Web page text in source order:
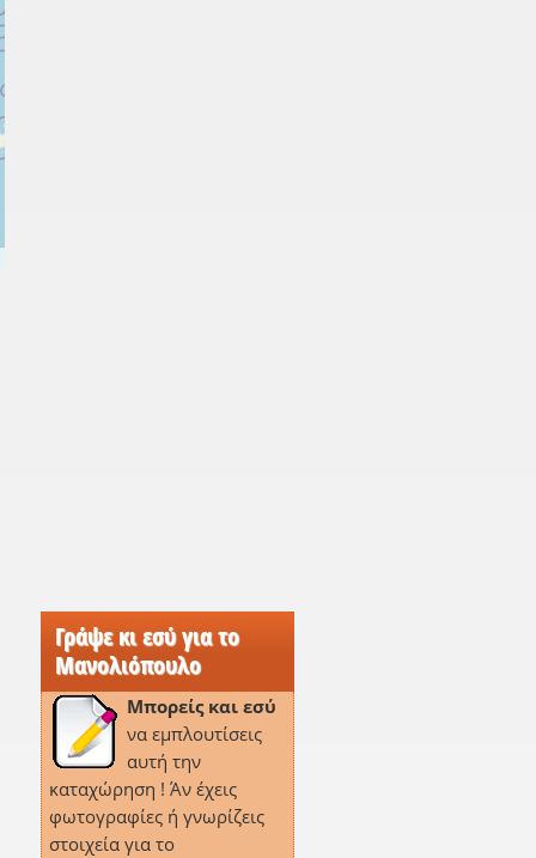
Γράψε κι εσύ για το
Μανολιόπουλο
Μπορείς και εσύ
να εμπλουτίσεις
αυτή την
καταχώρηση ! Άν έχεις
φωτογραφίες ή γνωρίζεις
στοιχεία για το